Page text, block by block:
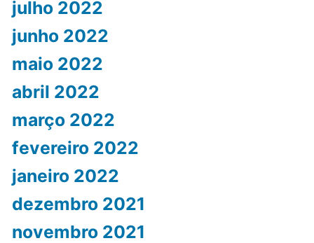
julho 2022
junho 2022
maio 2022
abril 2022
março 2022
fevereiro 2022
janeiro 2022
dezembro 2021
novembro 2021